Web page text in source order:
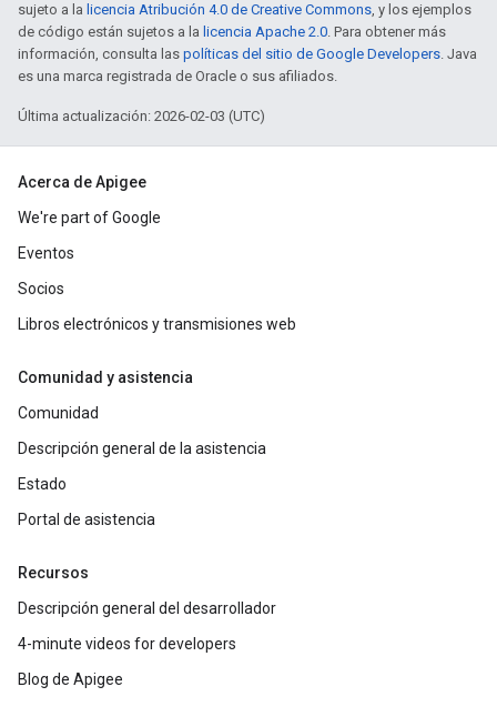
sujeto a la licencia Atribución 4.0 de Creative Commons, y los ejemplos
de código están sujetos a la licencia Apache 2.0. Para obtener más
información, consulta las políticas del sitio de Google Developers. Java
es una marca registrada de Oracle o sus afiliados.
Última actualización: 2026-02-03 (UTC)
Acerca de Apigee
We're part of Google
Eventos
Socios
Libros electrónicos y transmisiones web
Comunidad y asistencia
Comunidad
Descripción general de la asistencia
Estado
Portal de asistencia
Recursos
Descripción general del desarrollador
4-minute videos for developers
Blog de Apigee